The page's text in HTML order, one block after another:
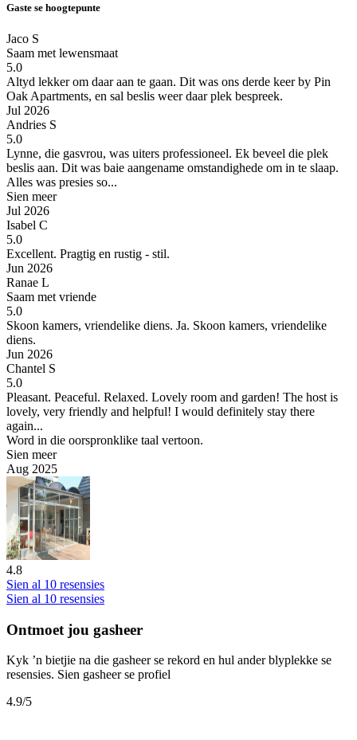
Gaste se hoogtepunte
Jaco S
Saam met lewensmaat
5.0
Altyd lekker om daar aan te gaan. Dit was ons derde keer by Pin
Oak Apartments, en sal beslis weer daar plek bespreek.
Jul 2026
Andries S
5.0
Lynne, die gasvrou, was uiters professioneel. Ek beveel die plek
beslis aan. Dit was baie aangename omstandighede om in te slaap.
Alles was presies so...
Sien meer
Jul 2026
Isabel C
5.0
Excellent. Pragtig en rustig - stil.
Jun 2026
Ranae L
Saam met vriende
5.0
Skoon kamers, vriendelike diens. Ja. Skoon kamers, vriendelike
diens.
Jun 2026
Chantel S
5.0
Pleasant. Peaceful. Relaxed. Lovely room and garden! The host is
lovely, very friendly and helpful! I would definitely stay there
again...
Word in die oorspronklike taal vertoon.
Sien meer
Aug 2025
4.8
Sien al 10 resensies
Sien al 10 resensies
Ontmoet jou gasheer
Kyk ’n bietjie na die gasheer se rekord en hul ander blyplekke se
resensies. Sien gasheer se profiel
4.9/5